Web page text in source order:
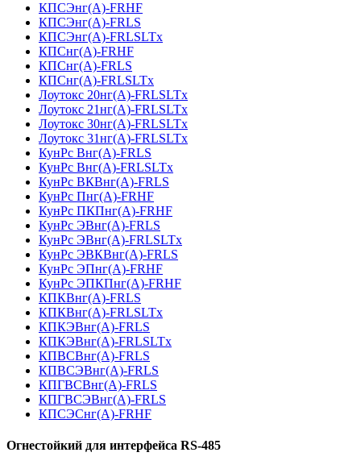
КПСЭнг(А)-FRHF
КПСЭнг(А)-FRLS
КПСЭнг(А)-FRLSLTx
КПСнг(А)-FRHF
КПСнг(А)-FRLS
КПСнг(А)-FRLSLTx
Лоутокс 20нг(А)-FRLSLTx
Лоутокс 21нг(А)-FRLSLTx
Лоутокс 30нг(А)-FRLSLTx
Лоутокс 31нг(А)-FRLSLTx
КунРс Внг(А)-FRLS
КунРс Внг(А)-FRLSLTx
КунРс ВКВнг(А)-FRLS
КунРс Пнг(А)-FRHF
КунРс ПКПнг(А)-FRHF
КунРс ЭВнг(А)-FRLS
КунРс ЭВнг(А)-FRLSLTx
КунРс ЭВКВнг(А)-FRLS
КунРс ЭПнг(А)-FRHF
КунРс ЭПКПнг(А)-FRHF
КПКВнг(А)-FRLS
КПКВнг(А)-FRLSLTx
КПКЭВнг(А)-FRLS
КПКЭВнг(А)-FRLSLTx
КПВСВнг(А)-FRLS
КПВСЭВнг(А)-FRLS
КПГВСВнг(А)-FRLS
КПГВСЭВнг(А)-FRLS
КПСЭСнг(А)-FRHF
Огнестойкий для интерфейса RS-485